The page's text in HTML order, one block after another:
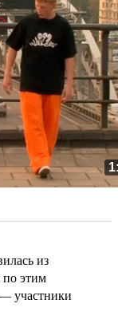
из
по этим
участники